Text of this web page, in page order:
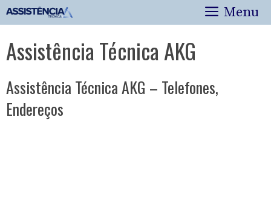
Pular
para
conteúdo
Menu
Assistência Técnica AKG
Assistência Técnica AKG – Telefones,
Endereços